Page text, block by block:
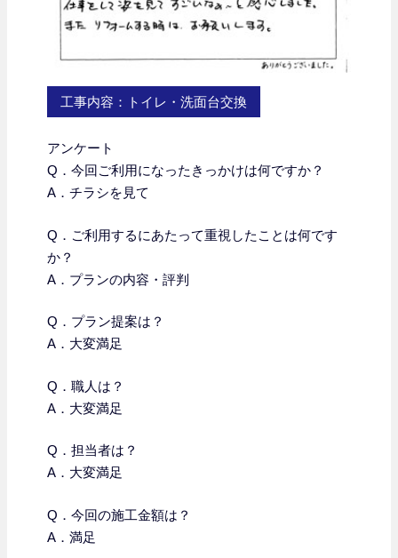
工事内容：トイレ・洗面台交換
アンケート
Q．今回ご利用になったきっかけは何ですか？
A．チラシを見て
Q． ご利用するにあたって重視したことは何です
か？
A．プランの内容・評判
Q．プラン提案は？
A．大変満足
Q．職人は？
A．大変満足
Q．担当者は？
A．大変満足
Q．今回の施工金額は？
A．満足